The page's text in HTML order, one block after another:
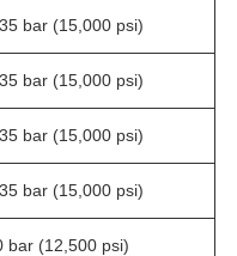
bar (15,000 psi)
bar (15,000 psi)
bar (15,000 psi)
bar (15,000 psi)
bar (12,500 psi)